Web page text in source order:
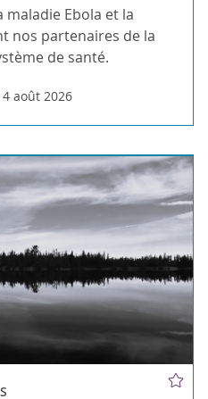
maladie Ebola et la
nos partenaires de la
de santé.
août 2026